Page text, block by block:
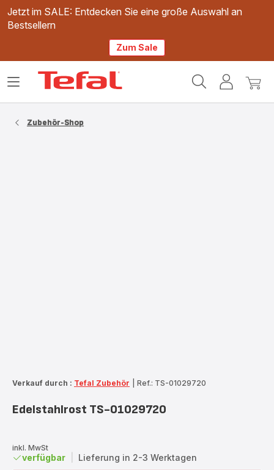
Jetzt im SALE: Entdecken Sie eine große Auswahl an
Bestsellern
Zum Sale
Mein
Mein
Das
Zubehör-Shop
Verkauf durch : Tefal Zubehör Ref.: TS-01029720
Edelstahlrost TS-01029720
inkl. MwSt
verfügbar Lieferung in 2-3 Werktagen